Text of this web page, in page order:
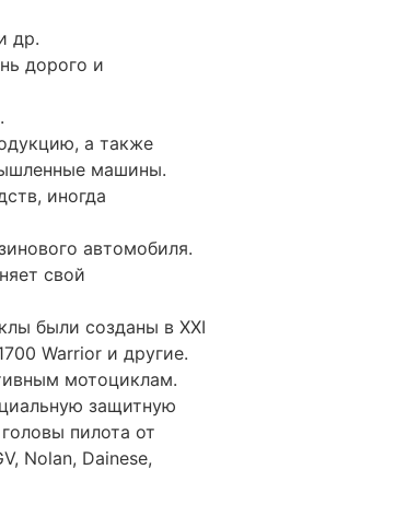
др.
дорого и
а также
машины.
иногда
автомобиля.
свой
были созданы в XXI
Warrior и другие.
мотоциклам.
защитную
пилота от
Nolan, Dainese,